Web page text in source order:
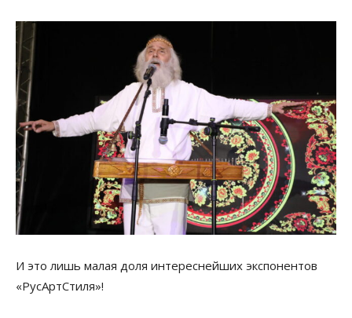
И это лишь малая доля интереснейших экспонентов
«РусАртСтиля»!